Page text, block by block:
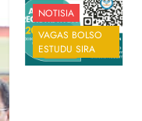
NOTISIA
VAGAS BOLSO
ESTUDU SIRA